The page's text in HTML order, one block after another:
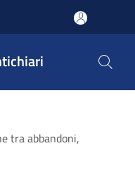
tra abbandoni,